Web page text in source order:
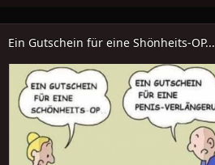
Ein Gutschein für eine Shönheits-OP...